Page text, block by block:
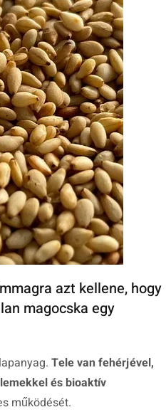
azt kellene, hogy
magocska egy
Tele van fehérjével,
és bioaktív
működését.